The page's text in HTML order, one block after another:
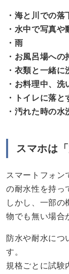
・海と川での落
・水中で写真や
・雨
・お風呂場への
・衣類と一緒に
・お料理中、洗
・トイレに落と
・汚れた時の水
スマホは
スマートフォン
の耐水性を持っ
しかし、一部の
物でも無い場合
防水や耐水につ
す。
規格ごとに試験